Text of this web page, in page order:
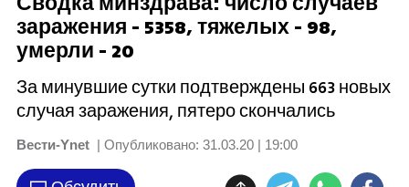
заражения - 5358, тяжелых - 98,
умерли - 20
За минувшие сутки подтверждены 663 новых
случая заражения, пятеро скончались
Вести-Ynet | Опубликовано: 31.03.20 | 19:00